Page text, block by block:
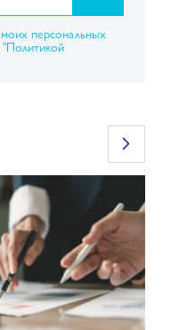
персональных
"Политикой